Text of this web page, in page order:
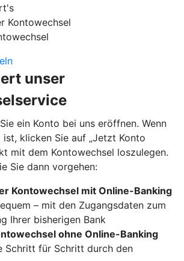
Kontowechsel
unser
ein Konto bei uns eröffnen. Wenn
klicken Sie auf „Jetzt Konto
mit dem Kontowechsel loszulegen.
Sie dann vorgehen:
Kontowechsel mit Online-Banking
– mit den Zugangsdaten zum
Ihrer bisherigen Bank
ohne Online-Banking
Schritt für Schritt durch den